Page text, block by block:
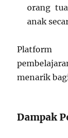
orang
anak
Platform
menarik
Dampak